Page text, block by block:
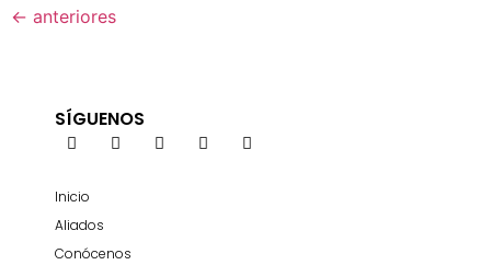
← anteriores
SÍGUENOS
Inicio
Aliados
Conócenos